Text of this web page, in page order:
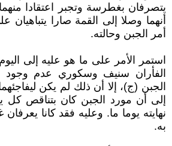
يتصرفان بغطرسة وتجبر اعتقادا
أنهما وصلا إلى القمة صارا يتباهيان
أمر الجبن وحالته.
استمر الأمر على ما هو عليه إلى
الفأران سنيف وسكوري عدم
الجبن (ج)، إلا أن ذلك لم يكن
إلى أن مورد الجبن كان بتناقص كل
نهايته يوما ما. وعليه فقد كانا
به.